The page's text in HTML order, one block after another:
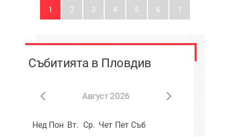
1 2 3 4 5 6 7
Събитията в Пловдив
Август 2026
Нед Пон Вт. Ср. Чет Пет Съб